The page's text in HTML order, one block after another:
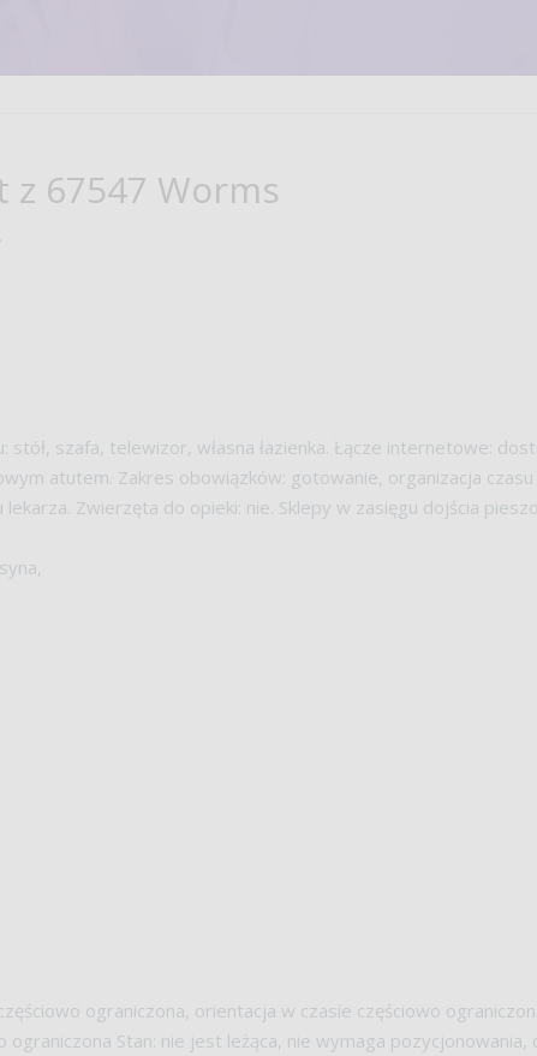
67547 Worms
szafa, telewizor, własna łazienka. Łącze internetowe:
atutem. Zakres obowiązków: gotowanie, organizacja
Zwierzęta do opieki: nie. Sklepy w zasięgu dojścia
ograniczona, orientacja w czasie częściowo
Stan: nie jest leżąca, nie wymaga pozycjonowania,